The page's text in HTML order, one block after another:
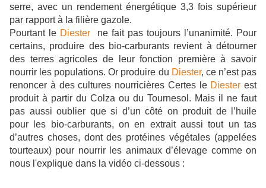
serre, avec un rendement énergétique 3,3 fois supérieur
par rapport à la filière gazole.
Pourtant le Diester ne fait pas toujours l’unanimité. Pour
certains, produire des bio-carburants revient à détourner
des terres agricoles de leur fonction première à savoir
nourrir les populations. Or produire du Diester, ce n’est pas
renoncer à des cultures nourricières Certes le Diester est
produit à partir du Colza ou du Tournesol. Mais il ne faut
pas aussi oublier que si d’un côté on produit de l’huile
pour les bio-carburants, on en extrait aussi tout un tas
d’autres choses, dont des protéines végétales (appelées
tourteaux) pour nourrir les animaux d’élevage comme on
nous l'explique dans la vidéo ci-dessous :